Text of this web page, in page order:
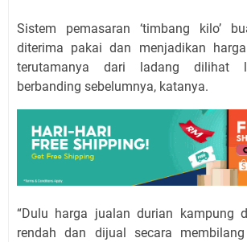
Sistem pemasaran ‘timbang kilo’
diterima pakai dan menjadikan
terutamanya dari ladang dilihat
berbanding sebelumnya, katanya.
“Dulu harga jualan durian kampung
rendah dan dijual secara